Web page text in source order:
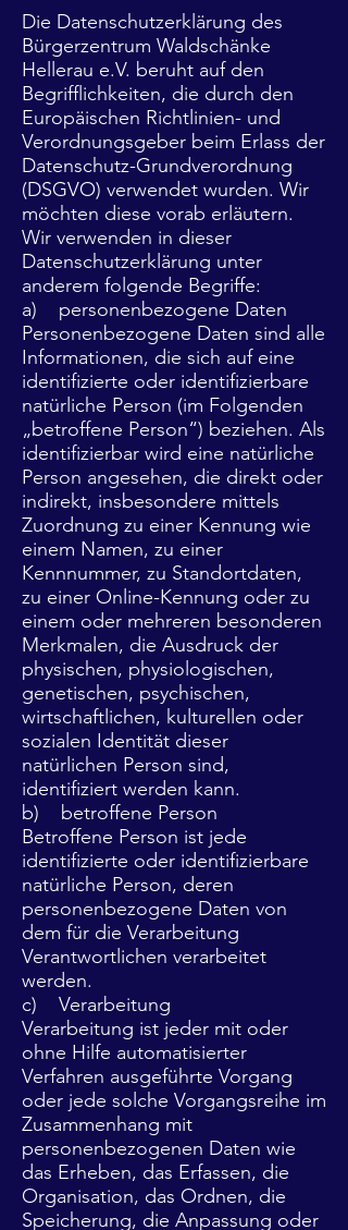
Die Datenschutzerklärung des
Bürgerzentrum Waldschänke
Hellerau e.V. beruht auf den
Begrifflichkeiten, die durch den
Europäischen Richtlinien- und
Verordnungsgeber beim Erlass der
Datenschutz-Grundverordnung
(DSGVO) verwendet wurden. Wir
möchten diese vorab erläutern.
Wir verwenden in dieser
Datenschutzerklärung unter
anderem folgende Begriffe:
a) personenbezogene Daten
Personenbezogene Daten sind alle
Informationen, die sich auf eine
identifizierte oder identifizierbare
natürliche Person (im Folgenden
„betroffene Person“) beziehen. Als
identifizierbar wird eine natürliche
Person angesehen, die direkt oder
indirekt, insbesondere mittels
Zuordnung zu einer Kennung wie
einem Namen, zu einer
Kennnummer, zu Standortdaten,
zu einer Online-Kennung oder zu
einem oder mehreren besonderen
Merkmalen, die Ausdruck der
physischen, physiologischen,
genetischen, psychischen,
wirtschaftlichen, kulturellen oder
sozialen Identität dieser
natürlichen Person sind,
identifiziert werden kann.
b) betroffene Person
Betroffene Person ist jede
identifizierte oder identifizierbare
natürliche Person, deren
personenbezogene Daten von
dem für die Verarbeitung
Verantwortlichen verarbeitet
werden.
c) Verarbeitung
Verarbeitung ist jeder mit oder
ohne Hilfe automatisierter
Verfahren ausgeführte Vorgang
oder jede solche Vorgangsreihe im
Zusammenhang mit
personenbezogenen Daten wie
das Erheben, das Erfassen, die
Organisation, das Ordnen, die
Speicherung, die Anpassung oder